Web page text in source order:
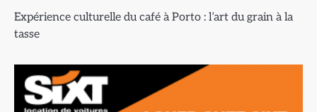
Expérience culturelle du café à Porto : l’art du grain à la
tasse